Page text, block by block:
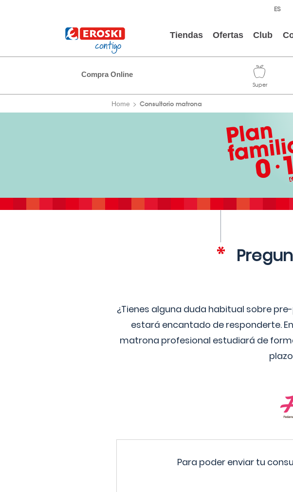
Tiendas Ofertas Club
Compra Online
Home Consultorio matrona
¿Tienes alguna duda habitual sobre
estará encantado de responderte.
matrona profesional estudiará de
Para poder enviar tu